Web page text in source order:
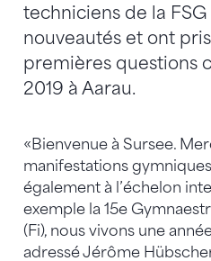
techniciens de la
nouveautés et ont
premières questions
2019 à Aarau.
«Bienvenue à Sursee.
manifestations
également à l’échelon
exemple la 15e
(Fi), nous vivons une
adressé Jérôme